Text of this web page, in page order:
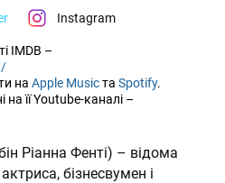
Instagram
IMDB –
на Apple Musicта Spotify.
на її Youtube-каналі –
Ріанна Фенті) – відома
бізнесвумен і